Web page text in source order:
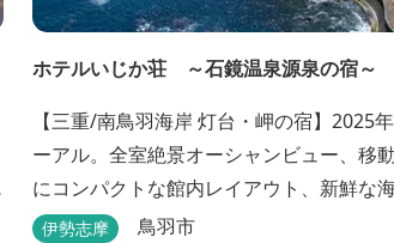
ホテルいじか荘 ～石鏡温泉源泉の宿～
【三重/南鳥羽海岸 灯台・岬の宿】2025
ーアル。全室絶景オーシャンビュー、移
にコンパクトな館内レイアウト、新鮮な
んこんと湧きでる天然温泉源泉、展望デッ
伊勢志摩 鳥羽市